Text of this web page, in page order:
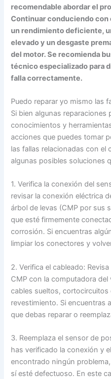
recomendable abordar el
Continuar conduciendo con
un rendimiento deficiente,
elevado y un desgaste
del motor. Se recomienda
técnico especializado para
falla correctamente.
Puedo reparar yo mismo las
Si bien algunas reparaciones
conocimientos y
acciones que puedes tomar
las fallas relacionadas con el
algunas posibles soluciones
1. Verifica la conexión del
revisar la conexión eléctrica
árbol de levas (CMP por sus
que esté firmemente
corrosión. Si encuentras
limpiar los conectores y
2. Verifica el cableado:
CMP con la computadora
cables sueltos,
revestimiento. Si encuentras
que debas reparar o
3. Reemplaza el sensor de
has verificado la conexión y
encontrado ningún
sí esté defectuoso. En este